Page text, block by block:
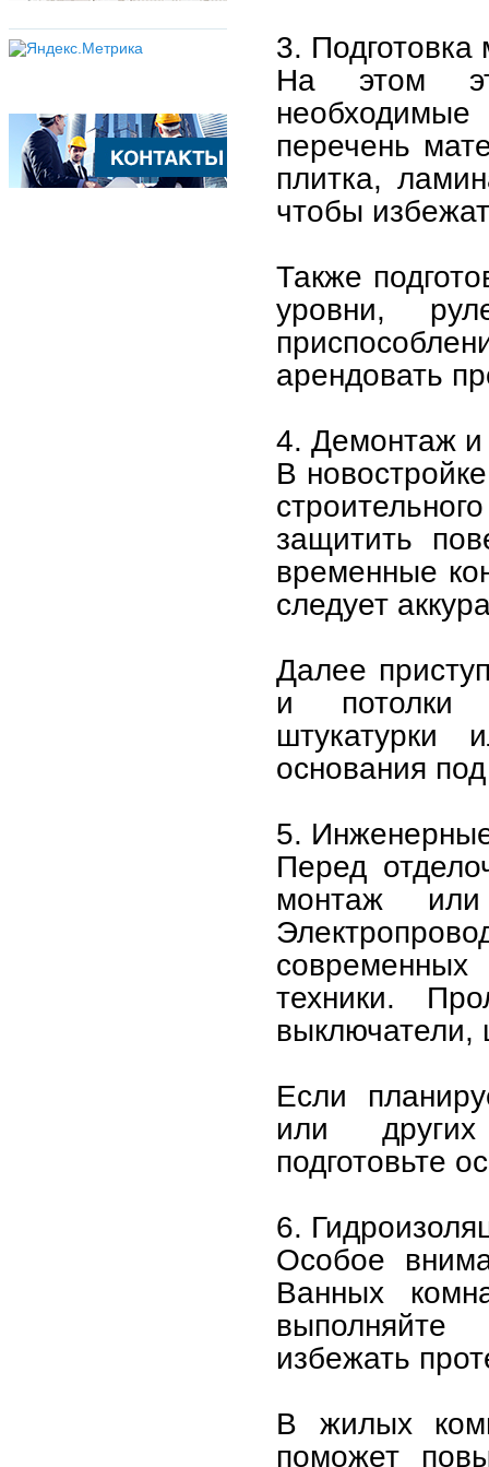
3. Подготовка
На этом
перечень
плитка,
чтобы
Также
уровни,
арендовать
4. Демонтаж и
В
защитить
временные
следует
Далее
и потолки
штукатурки
основания
5.
Перед
монтаж
техники.
выключатели,
Если
или
подготовьте
6.
Особое
Ванных
выполняйте
избежать
В жилых
поможет